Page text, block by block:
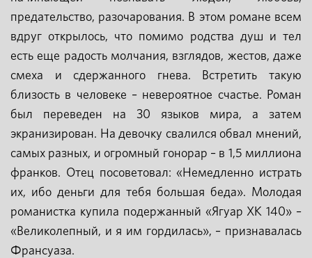
предательство, разочарования. В этом романе всем
вдруг открылось, что помимо родства душ и тел
есть еще радость молчания, взглядов, жестов, даже
смеха и сдержанного гнева. Встретить такую
близость в человеке – невероятное счастье. Роман
был переведен на 30 языков мира, а затем
экранизирован. На девочку свалился обвал мнений,
самых разных, и огромный гонорар – в 1,5 миллиона
франков. Отец посоветовал: «Немедленно истрать
их, ибо деньги для тебя большая беда». Молодая
романистка купила подержанный «Ягуар XK 140» –
«Великолепный, и я им гордилась», – признавалась
Франсуаза.